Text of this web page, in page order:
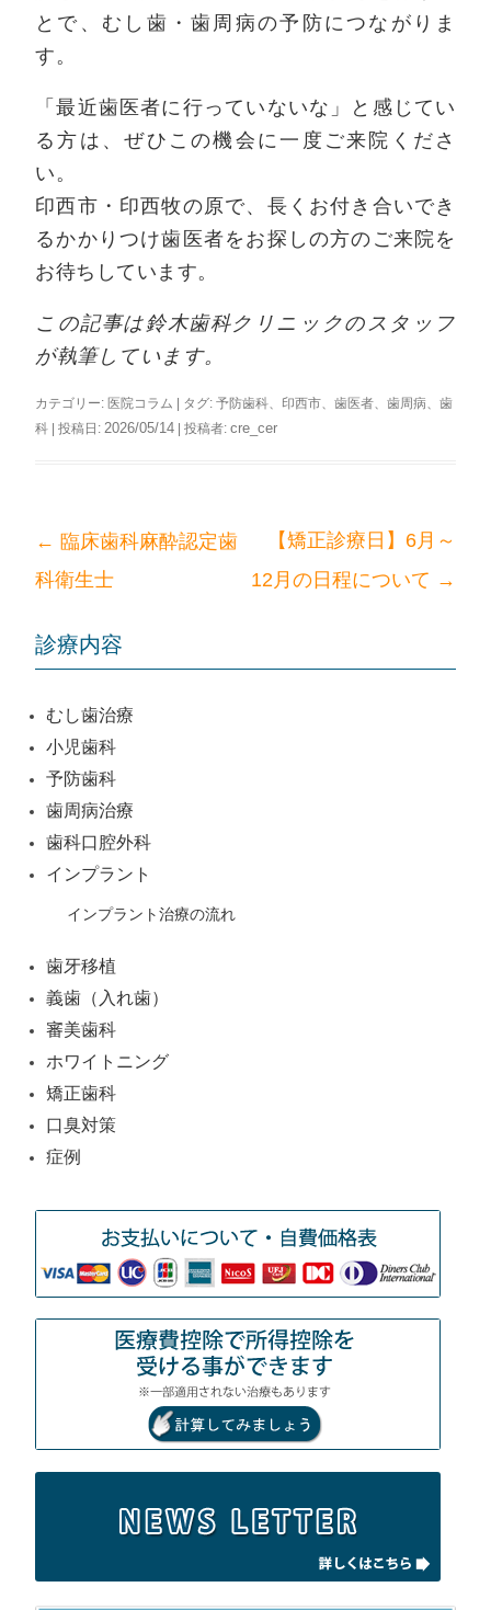
とで、むし歯・歯周病の予防につながりま
す。
「最近歯医者に行っていないな」と感じてい
る方は、ぜひこの機会に一度ご来院くださ
い。
印西市・印西牧の原で、長くお付き合いでき
るかかりつけ歯医者をお探しの方のご来院を
お待ちしています。
この記事は鈴木歯科クリニックのスタッフ
が執筆しています。
カテゴリー: 医院コラム | タグ:予防歯科、 印西市、歯医者、歯周病、歯
科 | 投稿日:2026/05/14 |投稿者:cre_cer
投
稿
ビ
ゲ
シ
ョ
ン
← 臨床歯科麻酔認定歯
科衛生士
【矯正診療日】6月～
12月の日程について →
診療内容
むし歯治療
小児歯科
予防歯科
歯周病治療
歯科口腔外科
インプラント
インプラント治療の流れ
歯牙移植
義歯（入れ歯）
審美歯科
ホワイトニング
矯正歯科
口臭対策
症例